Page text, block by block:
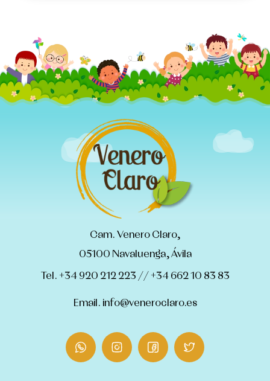
Cam. Venero Claro,
05100 Navaluenga, Ávila
Tel. +34 920 212 223 // +34 662 10 83 83
Email. info@veneroclaro.es